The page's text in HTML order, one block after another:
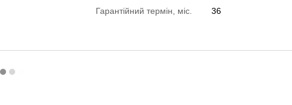
Гарантійний термін, міс.
36